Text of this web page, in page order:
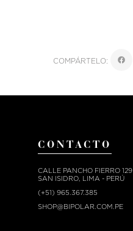
COMPÁRTELO:
CONTACTO
CALLE PANCHO FIERRO 129
SAN ISIDRO, LIMA - PERÚ
(+51) 965.367.385
SHOP@BIPOLAR.COM.PE